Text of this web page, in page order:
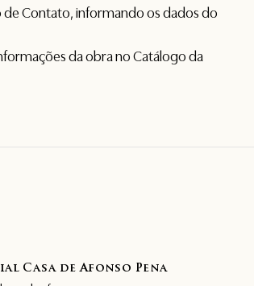
deContato, informando os dados do
da obra no Catálogo da
Casa de Afonso Pena